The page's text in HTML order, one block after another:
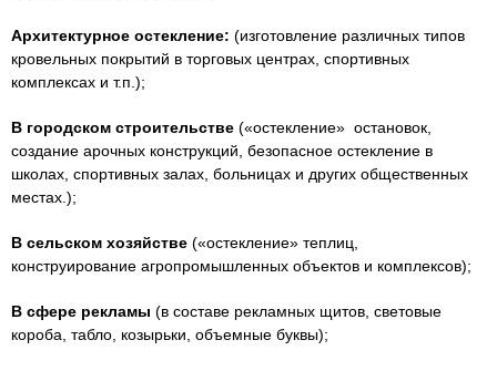
Архитектурное остекление: (изготовление различных типов
кровельных покрытий в торговых центрах, спортивных
комплексах и т.п.);
В городском строительстве («остекление» остановок,
создание арочных конструкций, безопасное остекление в
школах, спортивных залах, больницах и других общественных
местах.);
В сельском хозяйстве («остекление» теплиц,
конструирование агропромышленных объектов и комплексов);
В сфере рекламы (в составе рекламных щитов, световые
короба, табло, козырьки, объемные буквы);